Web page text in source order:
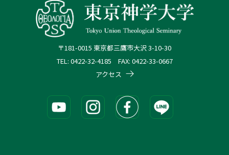
〒181-0015 東京都三鷹市大沢 3-10-30
TEL: 0422-32-4185 FAX: 0422-33-0667
アクセス